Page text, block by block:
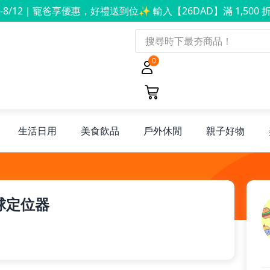
12｜寵爸享優惠，好禮送到位✨ 輸入【26DAD】滿 1,500
0
生活日用 美食飲品 戶外休閒 親子好物
定位器